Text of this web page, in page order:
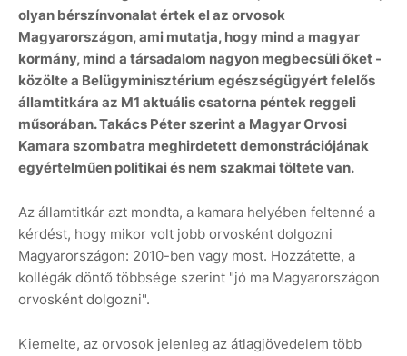
olyan bérszínvonalat értek el az orvosok
Magyarországon, ami mutatja, hogy mind a magyar
kormány, mind a társadalom nagyon megbecsüli őket -
közölte a Belügyminisztérium egészségügyért felelős
államtitkára az M1 aktuális csatorna péntek reggeli
műsorában. Takács Péter szerint a Magyar Orvosi
Kamara szombatra meghirdetett demonstrációjának
egyértelműen politikai és nem szakmai töltete van.
Az államtitkár azt mondta, a kamara helyében feltenné a
kérdést, hogy mikor volt jobb orvosként dolgozni
Magyarországon: 2010-ben vagy most. Hozzátette, a
kollégák döntő többsége szerint "jó ma Magyarországon
orvosként dolgozni".
Kiemelte, az orvosok jelenleg az átlagjövedelem több